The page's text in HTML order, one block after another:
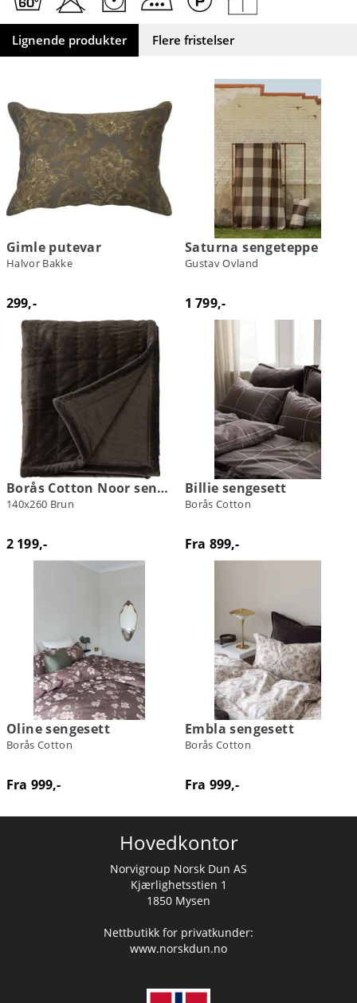
Lignende produkter Flere fristelser
Gimle putevar
Halvor Bakke
299,-
Saturna sengeteppe
Gustav Ovland
1 799,-
Borås Cotton Noor sengeteppe
140x260 Brun
2 199,-
Billie sengesett
Borås Cotton
Fra 899,-
Oline sengesett
Borås Cotton
Fra 999,-
Embla sengesett
Borås Cotton
Fra 999,-
Hovedkontor
Norvigroup Norsk Dun AS
Kjærlighetsstien 1
1850 Mysen
Nettbutikk for privatkunder:
www.norskdun.no